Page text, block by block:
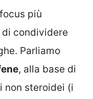
più
condividere
Parliamo
, alla base di
non steroidei (i